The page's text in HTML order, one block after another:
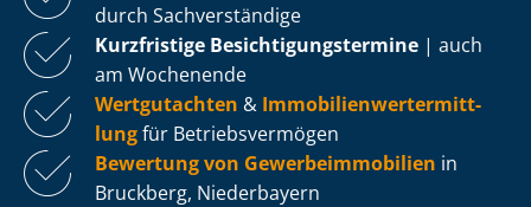
durch Sachverständige
Kurzfristige Be­sich­ti­gungs­ter­mi­ne | auch
am Wochenende
Wertgutachten & Im­mo­bi­li­en­wert­ermitt­
lungfür Be­triebs­ver­mö­gen
Bewertung von Ge­wer­be­im­mo­bi­li­en in
Bruckberg, Niederbayern